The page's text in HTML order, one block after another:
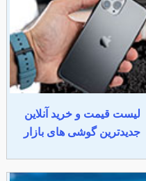
لیست قیمت و خرید آنلاین
جدیدترین گوشی های بازار